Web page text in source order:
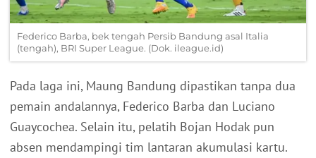
Federico Barba, bek tengah Persib Bandung asal Italia
(tengah), BRI Super League. (Dok. ileague.id)
Pada laga ini, Maung Bandung dipastikan tanpa dua
pemain andalannya, Federico Barba dan Luciano
Guaycochea. Selain itu, pelatih Bojan Hodak pun
absen mendampingi tim lantaran akumulasi kartu.